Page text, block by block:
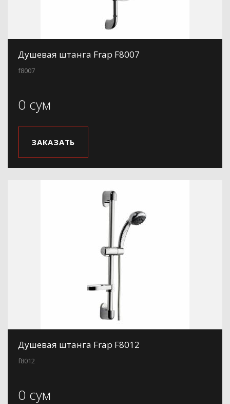
Душевая штанга Frap F8007
f8007
0 сум
ЗАКАЗАТЬ
Душевая штанга Frap F8012
f8012
0 сум